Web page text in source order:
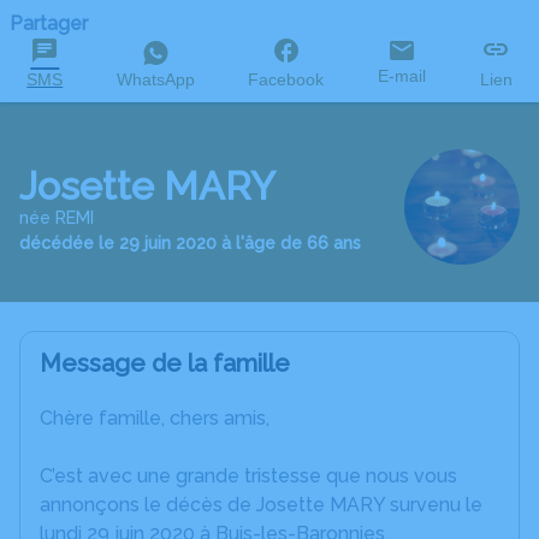
Partager
SMS WhatsApp Facebook E-mail Lien
Josette MARY
née REMI
décédée le 29 juin 2020 à l'âge de 66 ans
Message de la famille
Chère famille, chers amis,
C’est avec une grande tristesse que nous vous
annonçons le décès de Josette MARY survenu le
lundi 29 juin 2020 à Buis-les-Baronnies.